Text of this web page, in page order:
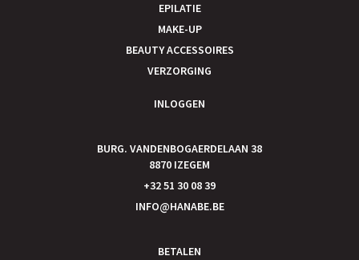
EPILATIE
MAKE-UP
BEAUTY ACCESSOIRES
VERZORGING
INLOGGEN
BURG. VANDENBOGAERDELAAN 38
8870 IZEGEM
+32 51 30 08 39
INFO@HANABE.BE
BETALEN